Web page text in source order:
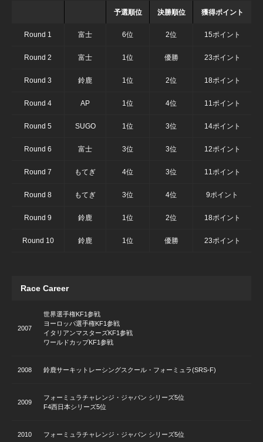
予選順位 決勝順位 獲得ポイント
Round 1 富士 6位 2位 15ポイント
Round 2 富士 1位 優勝 23ポイント
Round 3 鈴鹿 1位 2位 18ポイント
Round 4 AP 1位 4位 11ポイント
Round 5 SUGO 1位 3位 14ポイント
Round 6 富士 3位 3位 12ポイント
Round 7 もてぎ 4位 3位 11ポイント
Round 8 もてぎ 3位 4位 9ポイント
Round 9 鈴鹿 1位 2位 18ポイント
Round 10 鈴鹿 1位 優勝 23ポイント
Race Career
2007
世界選手権KF1参戦
ヨーロッパ選手権KF1参戦
イタリアンマスターズKF1参戦
ワールドカップKF1参戦
2008 鈴鹿サーキットレーシングスクール・フォーミュラ(SRS-F)
2009
フォーミュラチャレンジ・ジャパン シリーズ5位
F4西日本シリーズ5位
2010 フォーミュラチャレンジ・ジャパン シリーズ5位